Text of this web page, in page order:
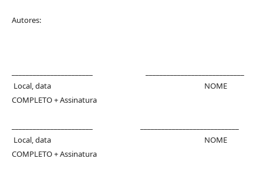
Autores:
Local, data NOME
COMPLETO + Assinatura
Local, data NOME
COMPLETO + Assinatura